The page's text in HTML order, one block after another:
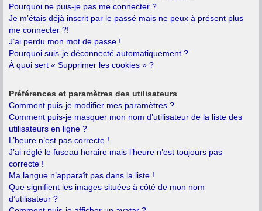
Pourquoi ne puis-je pas me connecter ?
Je m’étais déjà inscrit par le passé mais ne peux à présent plus
me connecter ?!
J’ai perdu mon mot de passe !
Pourquoi suis-je déconnecté automatiquement ?
À quoi sert « Supprimer les cookies » ?
Préférences et paramètres des utilisateurs
Comment puis-je modifier mes paramètres ?
Comment puis-je masquer mon nom d’utilisateur de la liste des
utilisateurs en ligne ?
L’heure n’est pas correcte !
J’ai réglé le fuseau horaire mais l’heure n’est toujours pas
correcte !
Ma langue n’apparaît pas dans la liste !
Que signifient les images situées à côté de mon nom
d’utilisateur ?